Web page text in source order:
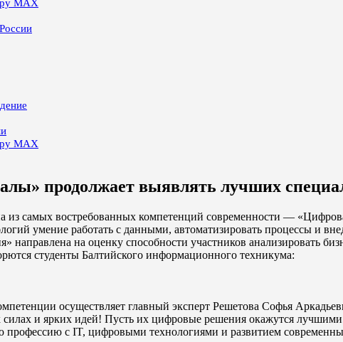
MAX
MAX
продолжает выявлять лучших
из самых востребованных компетенций современности —
умение работать с данными, автоматизировать процессы и
направлена на оценку способности участников анализировать
студенты Балтийского информационного техникума:
осуществляет главный эксперт Решетова Софья
силах и ярких идей! Пусть их цифровые решения окажутся
профессию с IT, цифровыми технологиями и развитием